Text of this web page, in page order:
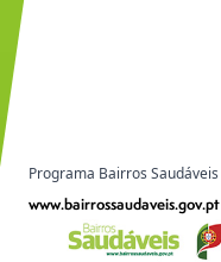
Programa Bairros Saudáveis
www.bairrossaudaveis.gov.pt